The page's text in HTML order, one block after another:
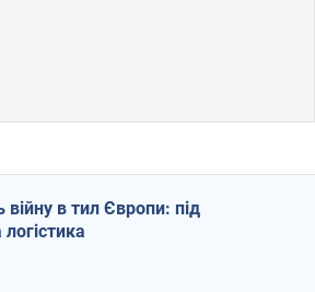
в тил Європи: під